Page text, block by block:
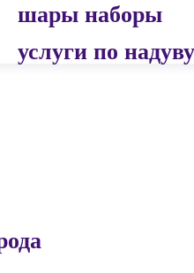
шары наборы
услуги по надуву